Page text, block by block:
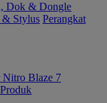
Dok & Dongle
& Stylus Perangkat
Nitro Blaze 7